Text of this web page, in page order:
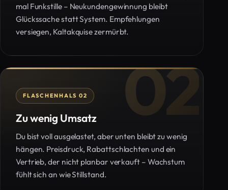
mal Funkstille – Neukundengewinnung bleibt
Glückssache statt System. Empfehlungen
versiegen, Kaltakquise zermürbt.
02
FLASCHENHALS 02
Zu wenig Umsatz
Du bist voll ausgelastet, aber unten bleibt zu wenig
hängen. Preisdruck, Rabattschlachten und ein
Vertrieb, der nicht planbar verkauft – Wachstum
fühlt sich an wie Stillstand.